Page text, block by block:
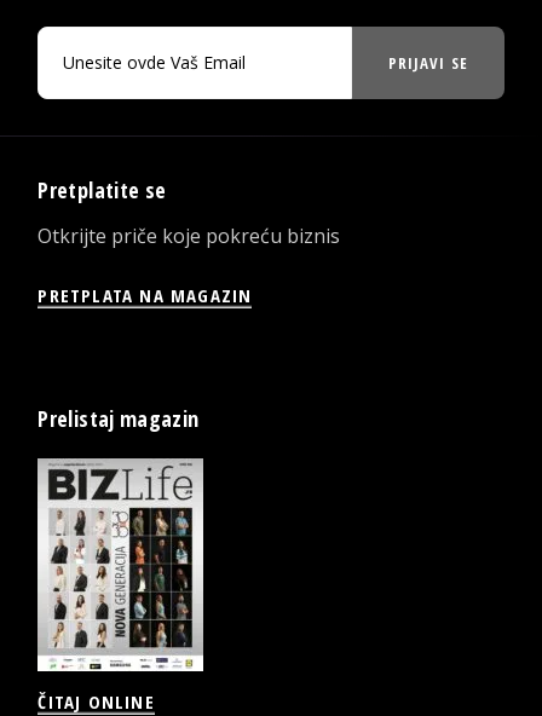
PRIJAVI SE
Pretplatite se
Otkrijte priče koje pokreću biznis
PRETPLATA NA MAGAZIN
Prelistaj magazin
ČITAJ ONLINE